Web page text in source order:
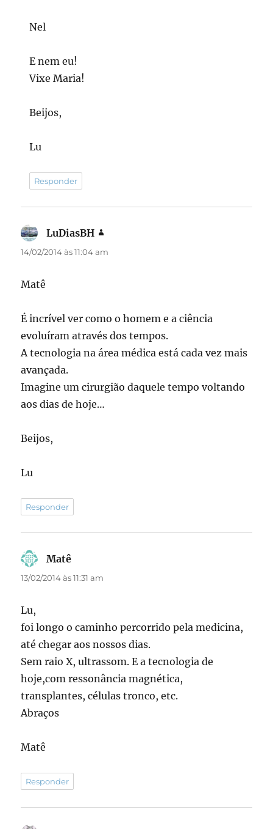
Nel
E nem eu!
Vixe Maria!
Beijos,
Lu
Responder
LuDiasBH
14/02/2014 às 11:04 am
Matê
É incrível ver como o homem e a ciência
evoluíram através dos tempos.
A tecnologia na área médica está cada vez mais
avançada.
Imagine um cirurgião daquele tempo voltando
aos dias de hoje…
Beijos,
Lu
Responder
Matê
13/02/2014 às 11:31 am
Lu,
foi longo o caminho percorrido pela medicina,
até chegar aos nossos dias.
Sem raio X, ultrassom. E a tecnologia de
hoje,com ressonância magnética,
transplantes, células tronco, etc.
Abraços
Matê
Responder